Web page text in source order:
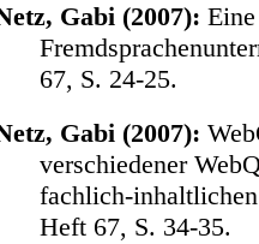
Gabi (2007):
67, S. 24-25.
Gabi (2007):
verschiedener
fachlich-
Heft 67, S. 34-35.